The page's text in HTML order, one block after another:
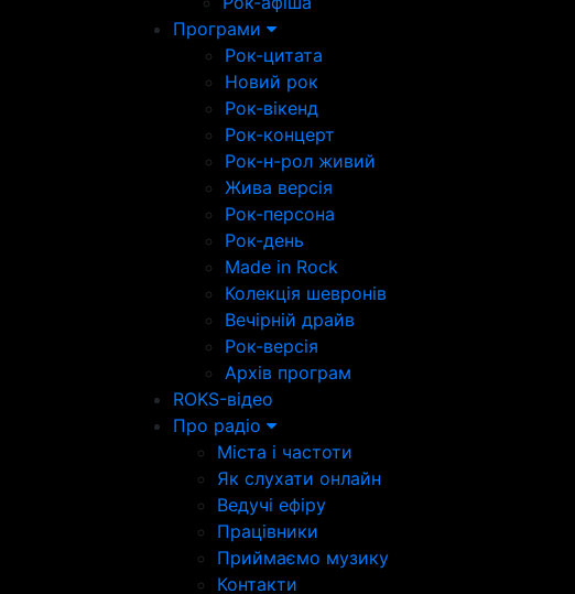
Програми
Рок-цитата
Новий рок
Рок-вікенд
Рок-концерт
Рок-н-рол живий
Жива версія
Рок-персона
Рок-день
Made in Rock
Колекція шевронів
Вечірній драйв
Рок-версія
Архів програм
ROKS-відео
Про радіо
Міста і частоти
Як слухати онлайн
Ведучі ефіру
Працівники
Приймаємо музику
Контакти